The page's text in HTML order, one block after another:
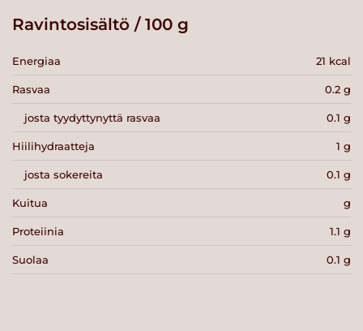
Ravintosisältö / 100 g
Energiaa 21 kcal
Rasvaa 0.2 g
josta tyydyttynyttä rasvaa 0.1 g
Hiilihydraatteja 1 g
josta sokereita 0.1 g
Kuitua g
Proteiinia 1.1 g
Suolaa 0.1 g